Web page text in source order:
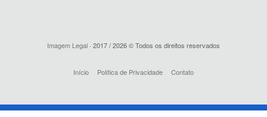
Imagem Legal · 2017 / 2026 © Todos os direitos reservados
Início Política de Privacidade Contato